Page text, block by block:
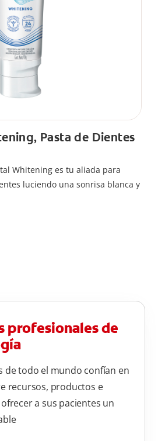
Pasta de Dientes
Whitening es tu aliada para
luciendo una sonrisa blanca y
profesionales de
de todo el mundo confían en
recursos, productos e
a sus pacientes un